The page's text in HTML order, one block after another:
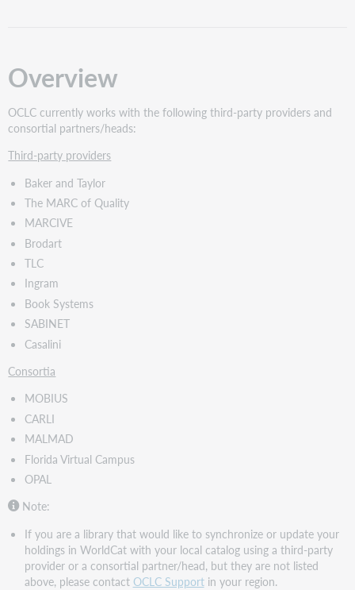
Overview
OCLC currently works with the following third-party providers and
consortial partners/heads:
Third-party providers
Baker and Taylor
The MARC of Quality
MARCIVE
Brodart
TLC
Ingram
Book Systems
SABINET
Casalini
Consortia
MOBIUS
CARLI
MALMAD
Florida Virtual Campus
OPAL
Note:
If you are a library that would like to synchronize or update your
holdings in WorldCat with your local catalog using a third-party
provider or a consortial partner/head, but they are not listed
above, please contact OCLC Supportin your region.